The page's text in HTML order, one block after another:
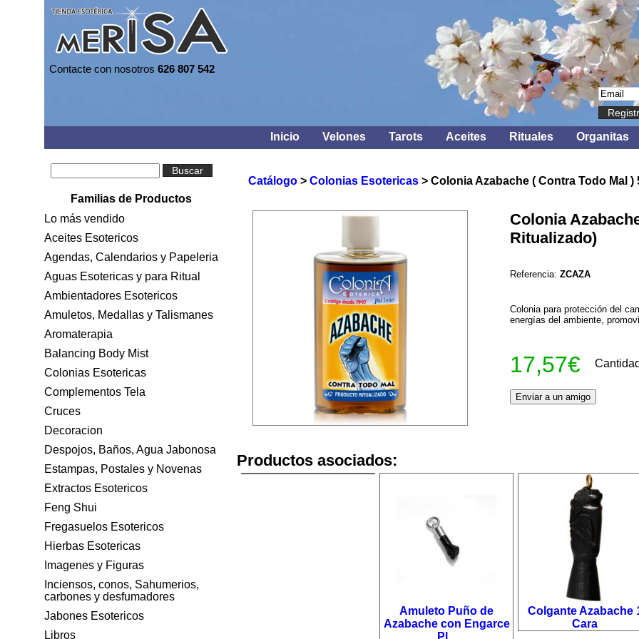
Contacte con nosotros 626 807 542
Inicio Velones Tarots Aceites Rituales Organitas
Buscar
Familias de Productos
Lo más vendido
Aceites Esotericos
Agendas, Calendarios y Papeleria
Aguas Esotericas y para Ritual
Ambientadores Esotericos
Amuletos, Medallas y Talismanes
Aromaterapia
Balancing Body Mist
Colonias Esotericas
Complementos Tela
Cruces
Decoracion
Despojos, Baños, Agua Jabonosa
Estampas, Postales y Novenas
Extractos Esotericos
Feng Shui
Fregasuelos Esotericos
Hierbas Esotericas
Imagenes y Figuras
Inciensos, conos, Sahumerios,
carbones y desfumadores
Jabones Esotericos
Libros
Catálogo > Colonias Esotericas > Colonia Azabache ( Contra Todo Mal
Colonia
Ritualizado)
Referencia: ZCAZA
Colonia para protección del
energías del ambiente,
17,57€
Productos asociados:
Amuleto Puño de
Azabache con Engarce
Pl...
Colgante Azabache
Cara